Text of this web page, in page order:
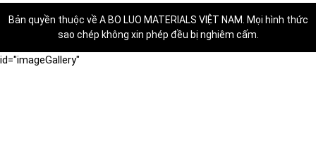
Bản quyền thuộc về A BO LUO MATERIALS VIỆT NAM . Mọi hình thức
sao chép không xin phép đều bị nghiêm cấm.
id="imageGallery"